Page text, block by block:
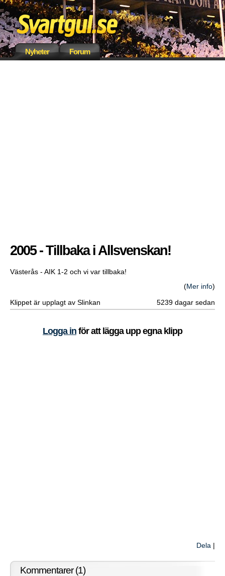
Nyheter Forum
2005 - Tillbaka i Allsvenskan!
Västerås - AIK 1-2 och vi var tillbaka!
(Mer info)
Klippet är upplagt av Slinkan
5239 dagar sedan
Logga in för att lägga upp egna klipp
Dela |
Kommentarer (1)